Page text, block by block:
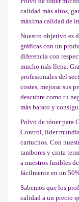
calidad más altos,
máxima calidad de
Nuestro objetivo es
gráficas con un
diferencia con
mucho más llena.
profesionales del
costes, mejorar sus
descubre como tu
más barato y
Polvo de tóner para
Control, líder
cartuchos. Con
tambores y cinta
a nuestros fusibles
fácilmente en un
Sabemos que los
calidad a un precio